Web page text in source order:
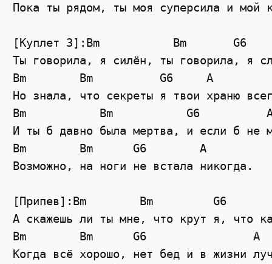
Пока ты рядом, ты моя суперсила и мой
[Куплет 3]:Bm           Bm       G6
Ты говорила, я силён, ты говорила, я
Bm        Bm          G6     A
Но знала, что секреты я твои храню
Bm           Bm           G6
И ты б давно была мертва, и если б не
Bm        Bm      G6        A
Возможно, на ноги не встала никогда.
[Припев]:Bm        Bm         G6
А скажешь ли ты мне, что крут я, что
Bm        Bm      G6                A
Когда всё хорошо, нет бед и в жизни